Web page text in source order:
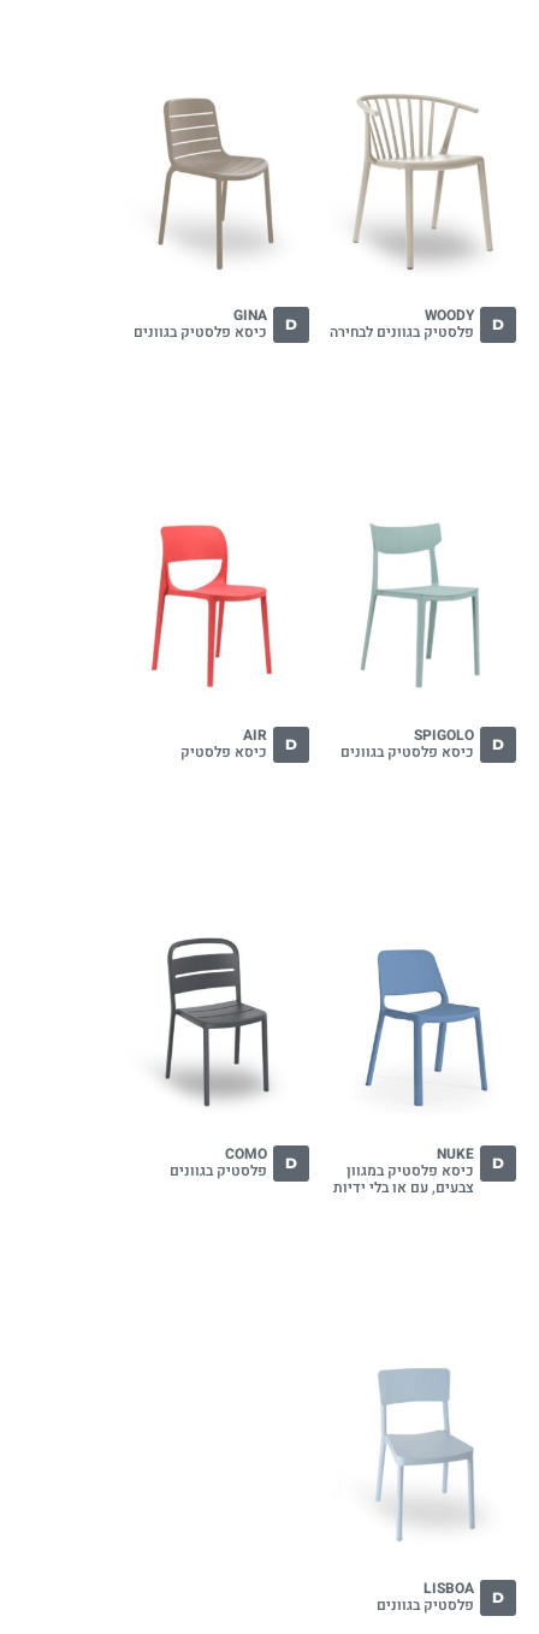
D
WOODY
פלסטיק בגוונים לבחירה D
GINA
כיסא פלסטיק בגוונים
D
SPIGOLO
כיסא פלסטיק בגוונים D
AIR
כיסא פלסטיק
D
NUKE
כיסא פלסטיק במגוון
צבעים, עם או בלי ידיות
D
COMO
פלסטיק בגוונים
D
LISBOA
פלסטיק בגוונים